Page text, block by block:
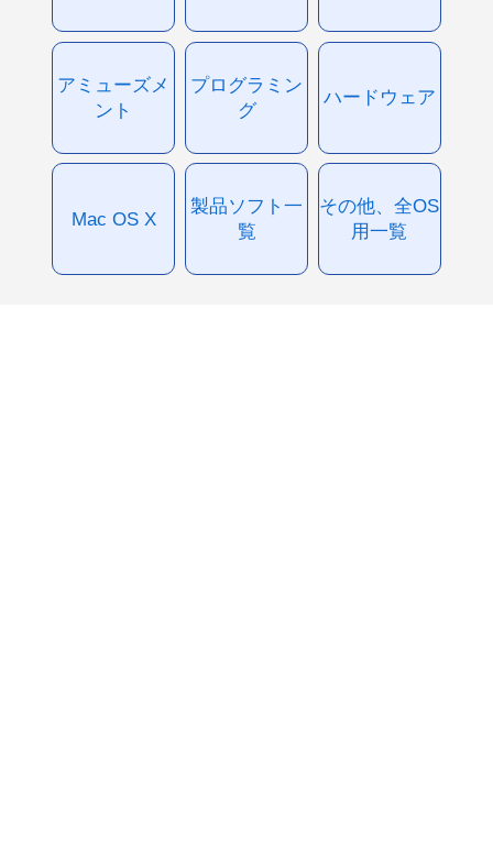
アミューズメ
ント
プログラミン
グ
ハードウェア
Mac OS X
製品ソフト一
覧
その他、全OS
用一覧